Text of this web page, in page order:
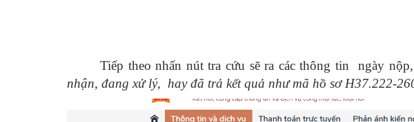
Tiếp theo nhấn nút tra cứu sẽ ra các thông tin ngày
nhận, đang xử lý, hay đã trả kết quả như mã hồ sơ H37.222-